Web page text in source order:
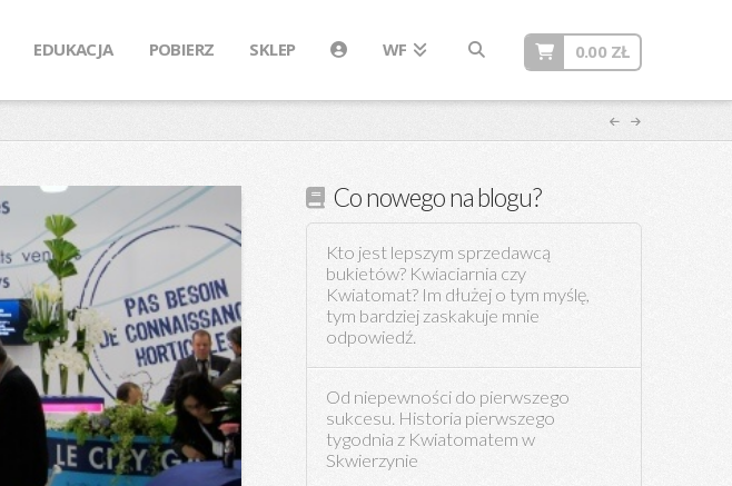
EDUKACJA POBIERZ SKLEP WF 0.00 ZŁ
Co nowego na blogu?
Kto jest lepszym sprzedawcą
bukietów? Kwiaciarnia czy
Kwiatomat? Im dłużej o tym myślę,
tym bardziej zaskakuje mnie
odpowiedź.
Od niepewności do pierwszego
sukcesu. Historia pierwszego
tygodnia z Kwiatomatem w
Skwierzynie